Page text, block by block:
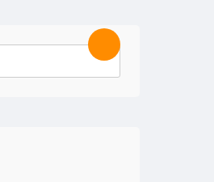
Search